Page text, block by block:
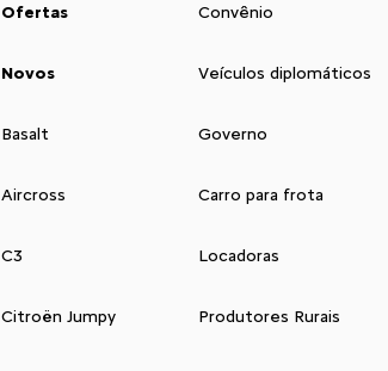
Ofertas
Novos
Basalt
Aircross
C3
Citroën Jumpy
Convênio
Veículos diplomáticos
Governo
Carro para frota
Locadoras
Produtores Rurais